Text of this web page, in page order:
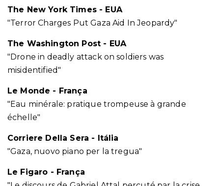
The New York Times - EUA
"Terror Charges Put Gaza Aid In Jeopardy"
The Washington Post - EUA
"Drone in deadly attack on soldiers was
misidentified"
Le Monde - França
"Eau minérale: pratique trompeuse à grande
échelle"
Corriere Della Sera - Itália
"Gaza, nuovo piano per la tregua"
Le Figaro - França